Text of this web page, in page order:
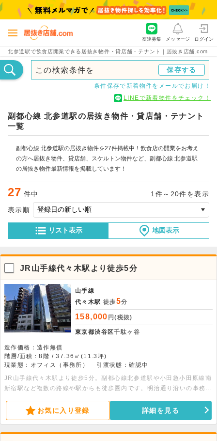
北参道駅で飲食店開業できる居抜き物件・貸店舗・テナント｜居抜き店舗.com
友達募集 メッセージ ログイン
この検索条件を 保存する
条件保存で新着物件をメールでお届け！
LINEで新着物件をチェック！
副都心線 北参道駅の居抜き物件・貸店舗・テナント
一覧
副都心線 北参道駅の居抜き物件を27件掲載中！飲食店の開業をお考え
の方へ居抜き物件、貸店舗、スケルトン物件など、副都心線 北参道駅
の居抜き物件最新情報を掲載しています！
27 件中 1件～20件を表示
リスト表示 地図表示
表示順
JR山手線代々木駅より徒歩5分
山手線
代々木駅 徒歩5分
158,000 円(税抜)
東京都渋谷区千駄ヶ谷
造作価格：造作無償
階層/面積：8階 / 37.36㎡(11.3坪)
現業態：オフィス（事務所）
引渡状態：確認中
JR山手線代々木駅より徒歩5分。副都心線北参道駅や小田急小田原線南
新宿駅など複数の路線や駅からも徒歩圏内です。明治通り沿いの事務所
お気に入り登録 詳細を見る